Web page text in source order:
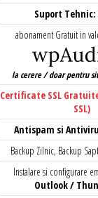
Suport
abonament Gratuit in
la cerere / doar pentru
Certificate SSL
SSL)
Antispam si
Backup Zilnic, Backup
Instalare si configurare
Outlook /